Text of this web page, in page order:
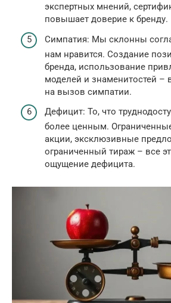
экспертных мнений,
повышает доверие к бренду.
Симпатия: Мы склонны
нам нравится. Создание
бренда, использование
моделей и знаменитостей –
на вызов симпатии.
Дефицит: То, что
более ценным.
акции, эксклюзивные
ограниченный тираж – все
ощущение дефицита.